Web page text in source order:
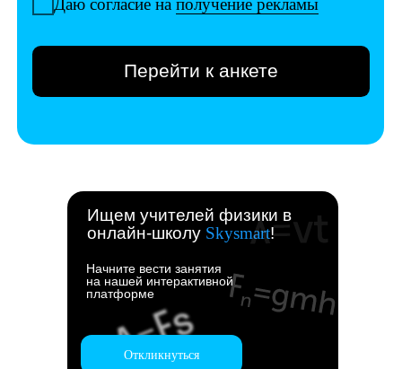
Ищем учителей физики в
онлайн-школу Skysmart!
Начните вести занятия
на нашей интерактивной
платформе
Откликнуться